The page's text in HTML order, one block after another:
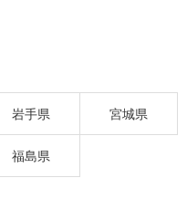
岩手県 宮城県
福島県